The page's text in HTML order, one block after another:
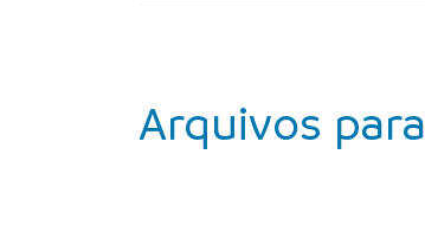
Arquivos para